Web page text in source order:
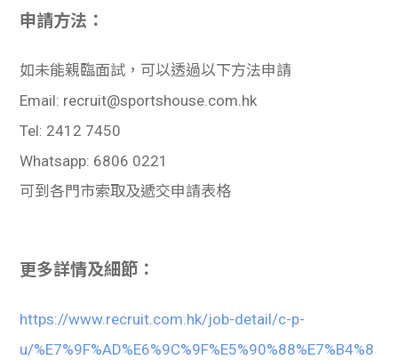
申請方法：
如未能親臨面試，可以透過以下方法申請
Email: recruit@sportshouse.com.hk
Tel: 2412 7450
Whatsapp: 6806 0221
可到各門市索取及遞交申請表格
更多詳情及細節：
https://www.recruit.com.hk/job-detail/c-p-
u/%E7%9F%AD%E6%9C%9F%E5%90%88%E7%B4%8